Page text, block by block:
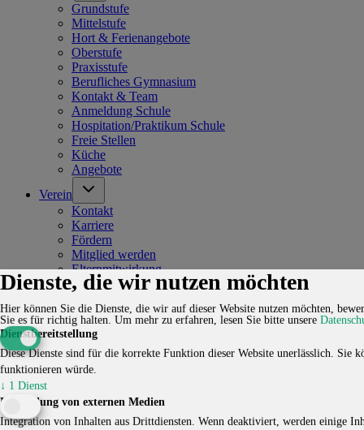
Grundstufe
Mittelstufe
Hort & Ferienangebote
Oberstufe
Praxisstufe
Berufliches Gymnasium
Kontakt & Team
Anmeldung Schule
Hospitation/Praktikum Schule
Freie Stellen
Küche
Angebote
Verein
Kontakt
Karriere
Fördern
Mitglied werden
Elternmitwirkung
Leitbild
Chronik
Eigene Küche
Lern- und Spielorte
Mitgliedschaften
Kooperationen
Download
Bildergalerie
Dienste, die wir nutzen möchten
Hier können Sie die Dienste, die wir auf dieser Website nutzen möchten,
Sie es für richtig halten. Um mehr zu erfahren, lesen Sie bitte unsere
Dienstbereitstellung
Diese Dienste sind für die korrekte Funktion dieser Website unerlässlich. Sie
funktionieren würde.
↓ 1 Dienst
Einbindung von externen Medien
Integration von Inhalten aus Drittdiensten. Wenn deaktiviert, werden einige